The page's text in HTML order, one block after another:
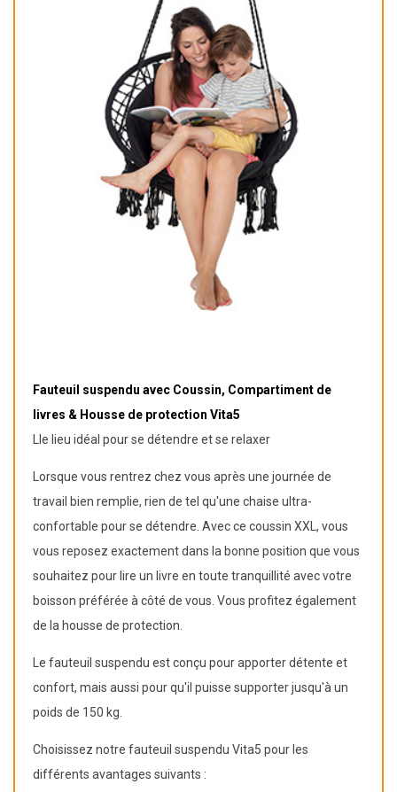
Fauteuil suspendu avec Coussin, Compartiment de
livres & Housse de protection Vita5
Lle lieu idéal pour se détendre et se relaxer
Lorsque vous rentrez chez vous après une journée de
travail bien remplie, rien de tel qu'une chaise ultra-
confortable pour se détendre. Avec ce coussin XXL, vous
vous reposez exactement dans la bonne position que vous
souhaitez pour lire un livre en toute tranquillité avec votre
boisson préférée à côté de vous. Vous profitez également
de la housse de protection.
Le fauteuil suspendu est conçu pour apporter détente et
confort, mais aussi pour qu'il puisse supporter jusqu'à un
poids de 150 kg.
Choisissez notre fauteuil suspendu Vita5 pour les
différents avantages suivants :